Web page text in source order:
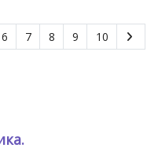
6 7 8 9 10